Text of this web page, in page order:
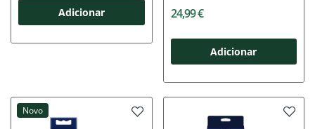
Adicionar 24,99 €
Adicionar
Novo